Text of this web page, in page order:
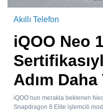
Akıllı Telefon
iQOO Neo
Adım Daha
iQOO’nun merakla beklenen
Snapdragon 8 Elite işlemcili